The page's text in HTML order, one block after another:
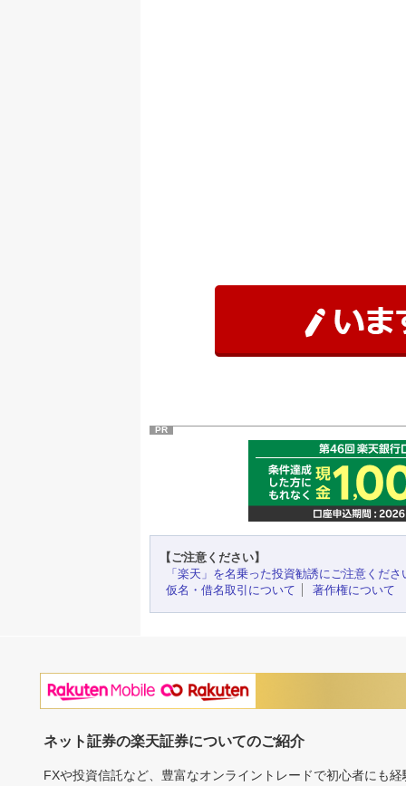
PR
【ご注意ください】
「楽天」を名乗った投資勧誘にご注意くださ
仮名・借名取引について
著作権について
ネット証券の楽天証券についてのご紹介
FXや投資信託など、豊富なオンライントレードで初心者にも